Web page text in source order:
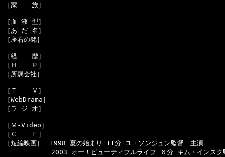
［家  　族］
［血 液 型］
［あ だ 名］
［座右の銘］
［経  　歴］
［Ｈ  　Ｐ］
［所属会社］
［Ｔ  　Ｖ］
［WebDrama］
［ラ ジ オ］
［Ｍ-Video］
［Ｃ  　Ｆ］
［短編映画］　1998 夏の始まり 11分 ユ・ソンジュン監督　主演
　　　　　　2003 オー！ビューティフルライフ ６分 キム・インスク